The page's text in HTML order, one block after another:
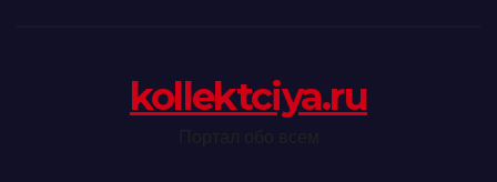
kollektciya.ru